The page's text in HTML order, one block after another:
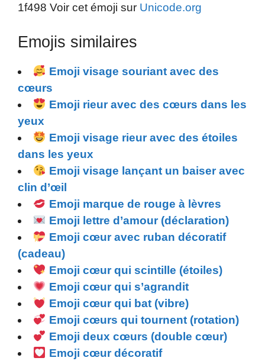
1f498 Voir cet émoji sur Unicode.org
Emojis similaires
Emoji visage souriant avec des
cœurs
Emoji rieur avec des cœurs dans les
yeux
Emoji visage rieur avec des étoiles
dans les yeux
Emoji visage lançant un baiser avec
clin d’œil
Emoji marque de rouge à lèvres
Emoji lettre d’amour (déclaration)
Emoji cœur avec ruban décoratif
(cadeau)
Emoji cœur qui scintille (étoiles)
Emoji cœur qui s’agrandit
Emoji cœur qui bat (vibre)
Emoji cœurs qui tournent (rotation)
Emoji deux cœurs (double cœur)
Emoji cœur décoratif